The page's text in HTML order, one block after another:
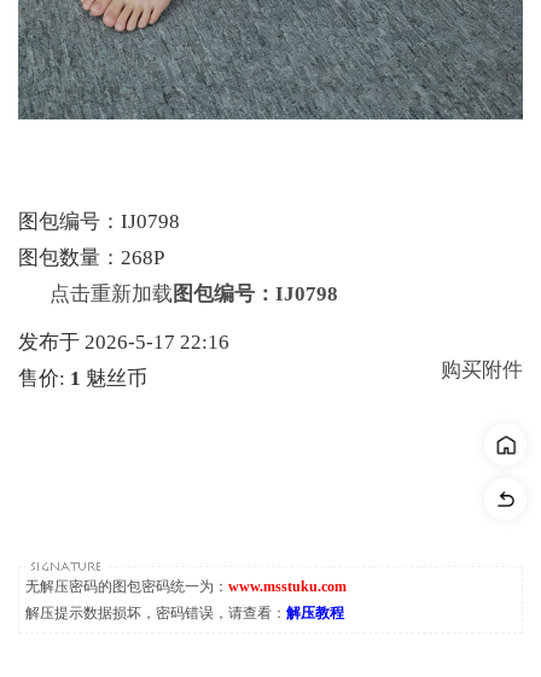
图包编号：IJ0798
图包数量：268P
点击重新加载 图包编号：IJ0798
发布于 2026-5-17 22:16
售价: 1 魅丝币 购买附件
无解压密码的图包密码统一为： www.msstuku.com
解压提示数据损坏，密码错误，请查看： 解压教程